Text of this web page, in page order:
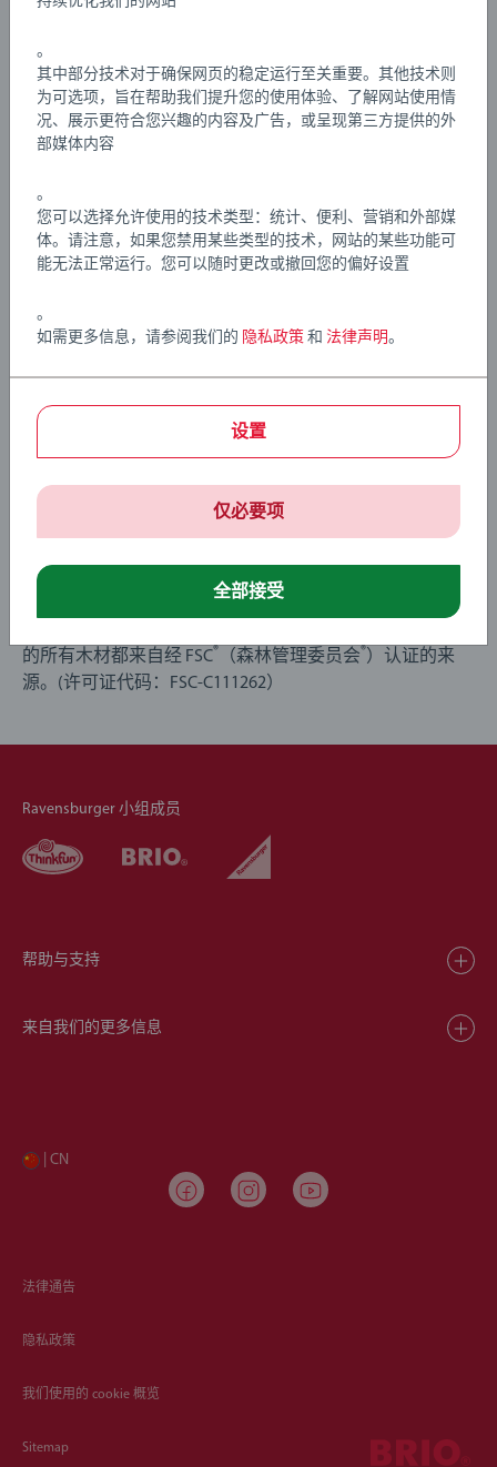
EAN:
Warning and manufacturer information
长在树上的玩具
木材是 BRIO 最有力的标志之一，我们的许多木制产品已成
的所有木材都来自经 FSC® （森林管理委员会®）认证的来
源。(许可证代码：FSC-C111262）
Ravensburger 小组成员
帮助与支持
来自我们的更多信息
| CN
法律通告
隐私政策
我们使用的 cookie 概览
Sitemap
。
其中部分技术对于确保网页的稳定运行至关重要。其他技术则
为可选项，旨在帮助我们提升您的使用体验、了解网站使用情
况、展示更符合您兴趣的内容及广告，或呈现第三方提供的外
部媒体内容
。
您可以选择允许使用的技术类型：统计、便利、营销和外部媒
体。请注意，如果您禁用某些类型的技术，网站的某些功能可
能无法正常运行。您可以随时更改或撤回您的偏好设置
。
如需更多信息，请参阅我们的 隐私政策 和 法律声明。
设置
仅必要项
全部接受